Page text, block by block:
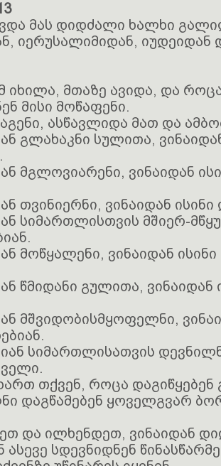
მას დიდძალი ხალხი
იერუსალიმიდან, იუდეიდან
იხილა, მთაზე ავიდა, და
მისი მოწაფენი.
ასწავლიდა მათ და
გლახაკნი სულითა,
მგლოვიარენი, ვინაიდან
თვინიერნი, ვინაიდან ისინი
სიმართლისთვის მშიერ-
მოწყალენი, ვინაიდან
წმიდანი გულითა, ვინაიდან
მშვიდობისმყოფელნი,
სიმართლისათვის
თქვენ, როცა დაგიწყებენ
დაგწამებენ ყოველგვარ
და ილხენდეთ, ვინაიდან
ასევე სდევნიდნენ